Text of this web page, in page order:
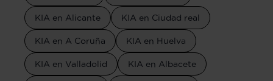
KIA en Alicante KIA en Ciudad real
KIA en A Coruña KIA en Huelva
KIA en Valladolid KIA en Albacete